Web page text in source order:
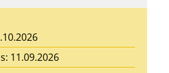
11.09.2026